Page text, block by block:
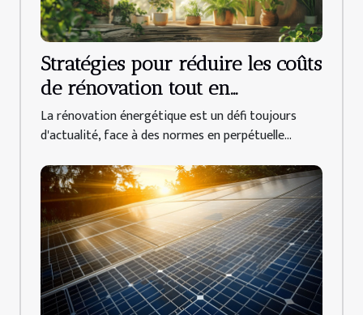
Stratégies pour réduire les coûts
de rénovation tout en
respectant les normes
énergétiques
La rénovation énergétique est un défi toujours
d'actualité, face à des normes en perpétuelle...